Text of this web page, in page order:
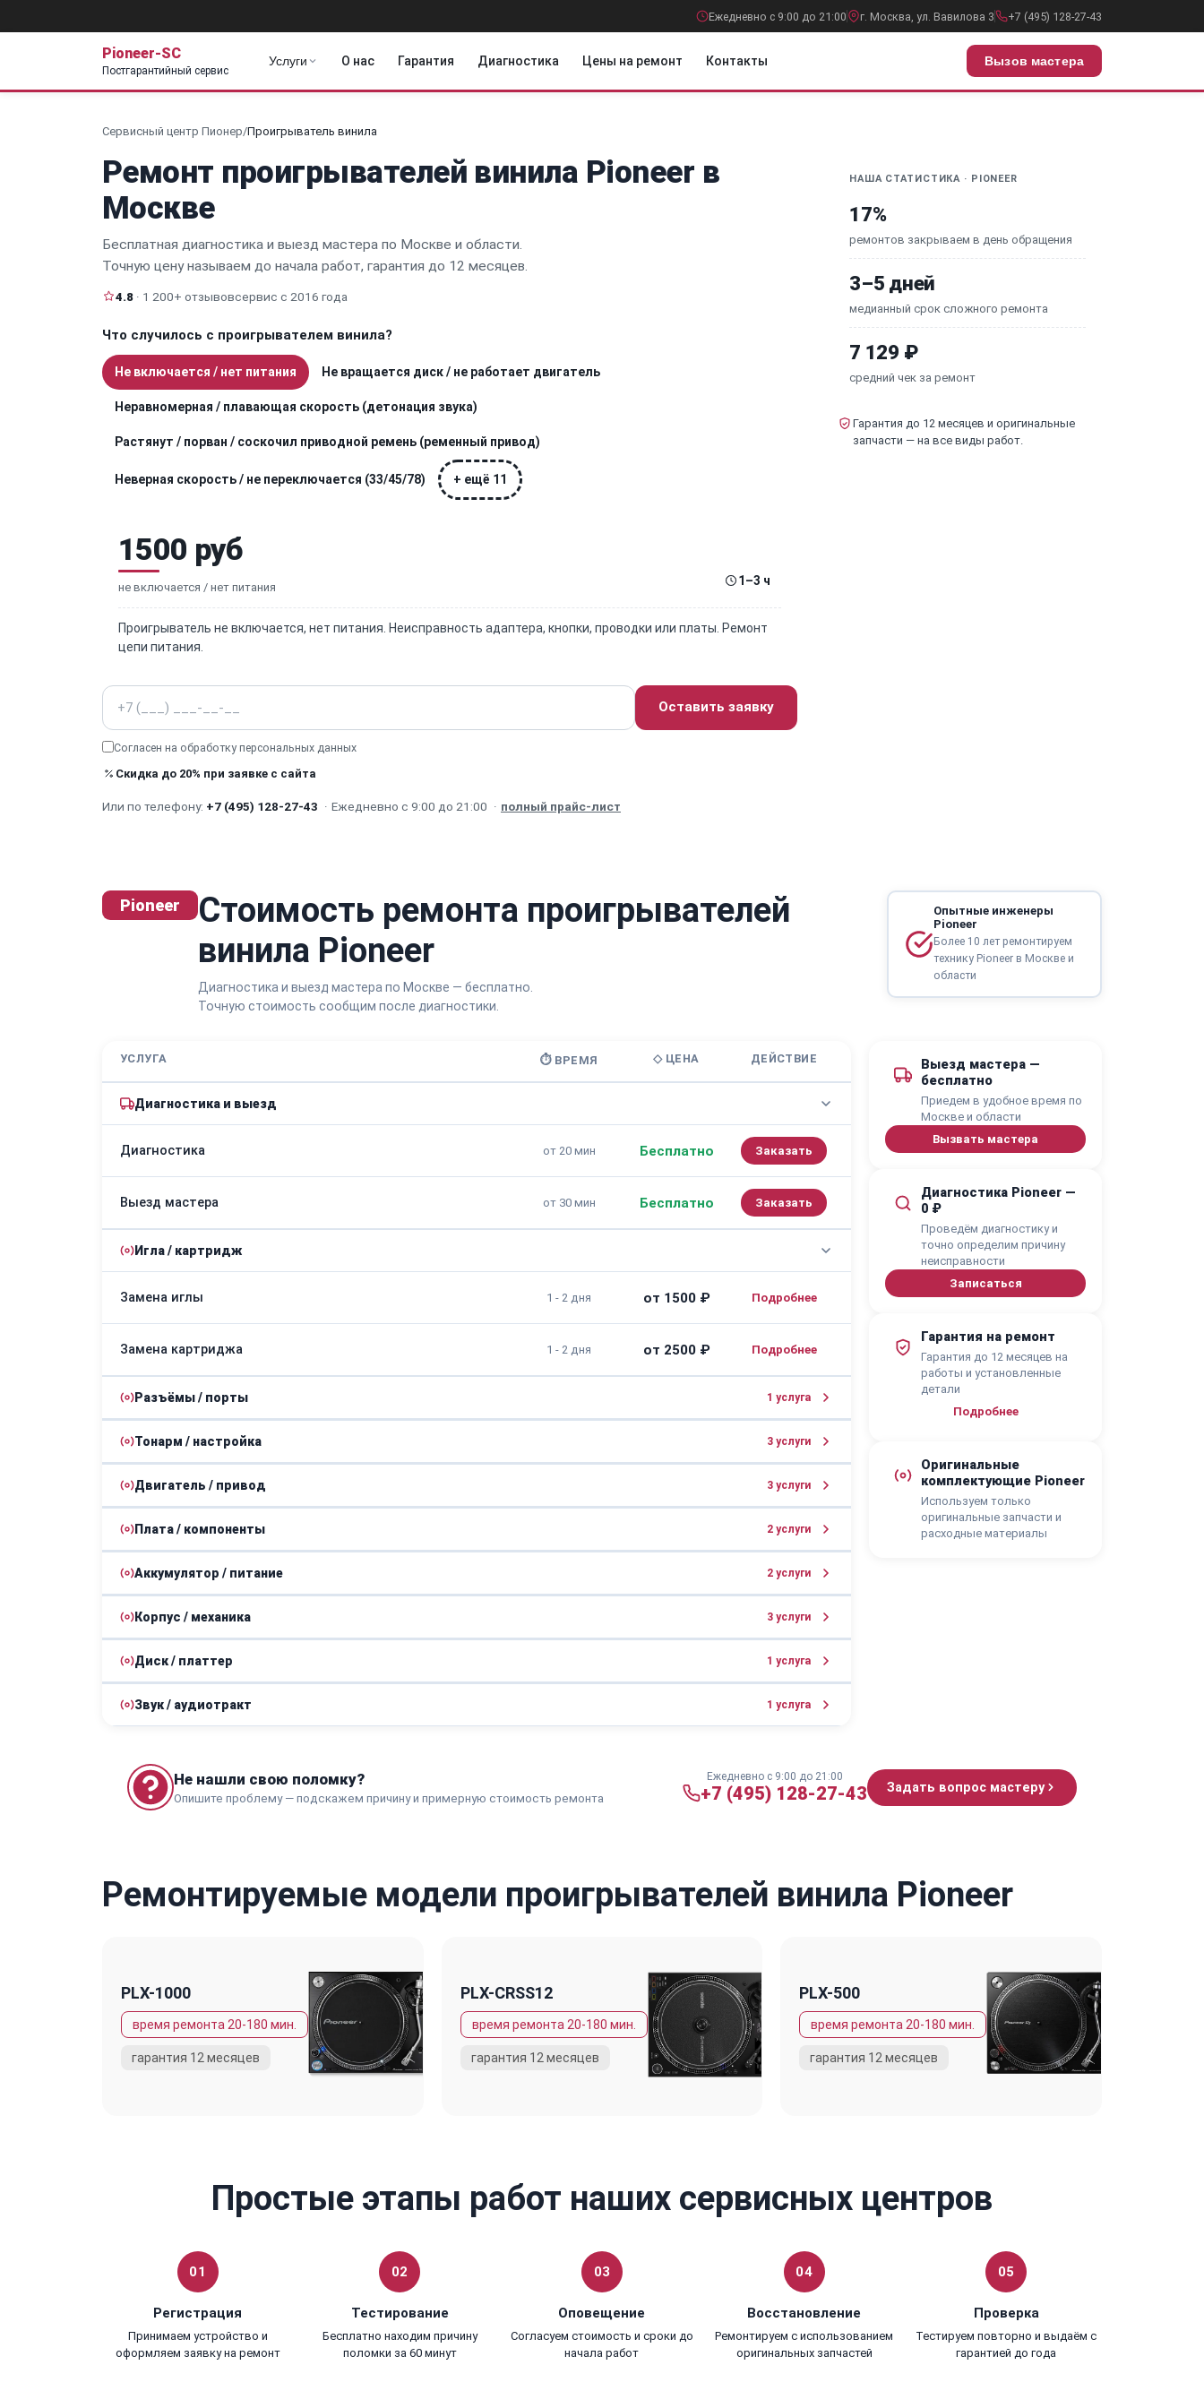
Ежедневно с 9:00 до 21:00 г. Москва, ул. Вавилова 3 +7 (495) 128-27-43
Pioneer-SC
Постгарантийный сервис
Услуги О нас Гарантия Диагностика Цены на ремонт Контакты Вызов мастера
Сервисный центр Пионер/Проигрыватель винила
Ремонт проигрывателей винила Pioneer в
Москве
Бесплатная диагностика и выезд мастера по Москве и области.
Точную цену называем до начала работ, гарантия до 12 месяцев.
4.8 · 1 200+ отзывовсервис с 2016 года
Что случилось с проигрывателем винила?
Не включается / нет питания Не вращается диск / не работает двигатель
Неравномерная / плавающая скорость (детонация звука)
Растянут / порван / соскочил приводной ремень (ременный привод)
Неверная скорость / не переключается (33/45/78) + ещё 11
1500 руб
не включается / нет питания 1–3 ч
Проигрыватель не включается, нет питания. Неисправность адаптера, кнопки, проводки или платы. Ремонт
цепи питания.
Телефон
Оставить заявку
Согласен на обработку персональных данных
Скидка до 20% при заявке с сайта
Или по телефону: +7 (495) 128-27-43 · Ежедневно с 9:00 до 21:00 · полный прайс-лист
НАША СТАТИСТИКА · PIONEER
17%
ремонтов закрываем в день обращения
3–5 дней
медианный срок сложного ремонта
7 129 ₽
средний чек за ремонт
Гарантия до 12 месяцев и оригинальные
запчасти — на все виды работ.
Pioneer
Стоимость ремонта проигрывателей
винила Pioneer
Диагностика и выезд мастера по Москве — бесплатно.
Точную стоимость сообщим после диагностики.
Опытные инженеры
Pioneer
Более 10 лет ремонтируем
технику Pioneer в Москве и
области
УСЛУГА ⏱ ВРЕМЯ ◇ ЦЕНА ДЕЙСТВИЕ
Диагностика и выезд
Диагностика от 20 мин Бесплатно Заказать
Выезд мастера от 30 мин Бесплатно Заказать
Игла / картридж
Замена иглы 1 - 2 дня от 1500 ₽
Замена картриджа 1 - 2 дня от 2500 ₽
Разъёмы / порты 1 услуга
Ремонт контактов
Тонарм / настройка 3 услуги
Настройка тонарма
Замена тонарма 1 - 3 дня от 10000 ₽
Двигатель / привод 3 услуги
Замена ремня
Ремонт мотора
Замена подшипников 2 - 5 дней от 2000 ₽
Плата / компоненты 2 услуги
Ремонт контроллера
Ремонт платы
Аккумулятор / питание 2 услуги
Замена проводки
Замена внешнего блока
Корпус / механика 3 услуги
Замена амортизаторов
Замена крышки
Ремонт корпуса
Диск / платтер 1 услуга
Замена диска
Звук / аудиотракт 1 услуга
Выезд мастера —
бесплатно
Приедем в удобное время по
Москве и области
Вызвать мастера
Диагностика Pioneer —
0 ₽
Проведём диагностику и
точно определим причину
неисправности
Записаться
Гарантия на ремонт
Гарантия до 12 месяцев на
работы и установленные
детали
Подробнее
Оригинальные
комплектующие Pioneer
Используем только
оригинальные запчасти и
расходные материалы
Не нашли свою поломку?
Опишите проблему — подскажем причину и примерную стоимость ремонта
Ежедневно с 9:00 до 21:00
+7 (495) 128-27-43 Задать вопрос мастеру
Ремонтируемые модели проигрывателей винила Pioneer
PLX-1000 PLX-CRSS12 PLX-500
Простые этапы работ наших сервисных центров
01
Регистрация
Принимаем устройство и
оформляем заявку на ремонт
02
Тестирование
Бесплатно находим причину
поломки за 60 минут
03
Оповещение
Согласуем стоимость и сроки до
начала работ
04
Восстановление
Ремонтируем с использованием
оригинальных запчастей
05
Проверка
Тестируем повторно и выдаём с
гарантией до года